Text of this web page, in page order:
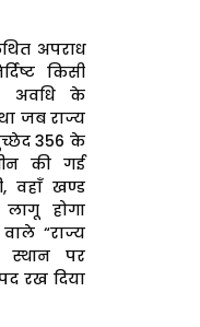
अपराध
किसी
अवधि के
जब राज्य
356 के
की गई
वहाँ खण्ड
होगा
“राज्य
पर
रख दिया